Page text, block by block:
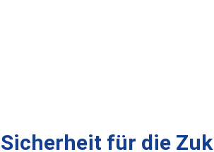
für die